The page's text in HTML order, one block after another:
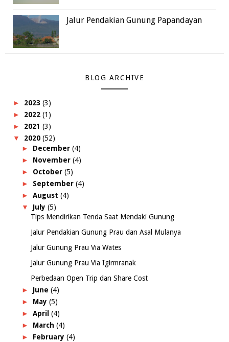
Jalur Pendakian Gunung Papandayan
BLOG ARCHIVE
► 2023 (3)
► 2022 (1)
► 2021 (3)
▼ 2020 (52)
► December (4)
► November (4)
► October (5)
► September (4)
► August (4)
▼ July (5)
Tips Mendirikan Tenda Saat Mendaki Gunung
Jalur Pendakian Gunung Prau dan Asal Mulanya
Jalur Gunung Prau Via Wates
Jalur Gunung Prau Via Igirmranak
Perbedaan Open Trip dan Share Cost
► June (4)
► May (5)
► April (4)
► March (4)
► February (4)